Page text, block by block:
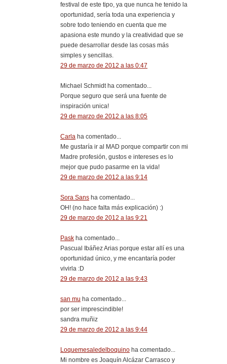
festival de este tipo, ya que nunca he tenido la
oportunidad, sería toda una experiencia y
sobre todo teniendo en cuenta que me
apasiona este mundo y la creatividad que se
puede desarrollar desde las cosas más
simples y sencillas.
29 de marzo de 2012 a las 0:47
Michael Schmidt ha comentado...
Porque seguro que será una fuente de
inspiración unica!
29 de marzo de 2012 a las 8:05
Carla ha comentado...
Me gustaría ir al MAD porque compartir con mi
Madre profesión, gustos e intereses es lo
mejor que pudo pasarme en la vida!
29 de marzo de 2012 a las 9:14
Sora Sans ha comentado...
OH! (no hace falta más explicación) :)
29 de marzo de 2012 a las 9:21
Pask ha comentado...
Pascual Ibáñez Arias porque estar allí es una
oportunidad único, y me encantaría poder
vivirla :D
29 de marzo de 2012 a las 9:43
san mu ha comentado...
por ser imprescindible!
sandra muñiz
29 de marzo de 2012 a las 9:44
Loquemesaledelboquino ha comentado...
Mi nombre es Joaquín Alcázar Carrasco y